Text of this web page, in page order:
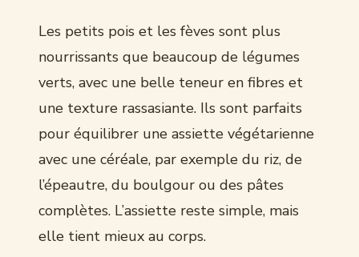
Les petits pois et les fèves sont plus
nourrissants que beaucoup de légumes
verts, avec une belle teneur en fibres et
une texture rassasiante. Ils sont parfaits
pour équilibrer une assiette végétarienne
avec une céréale, par exemple du riz, de
l’épeautre, du boulgour ou des pâtes
complètes. L’assiette reste simple, mais
elle tient mieux au corps.